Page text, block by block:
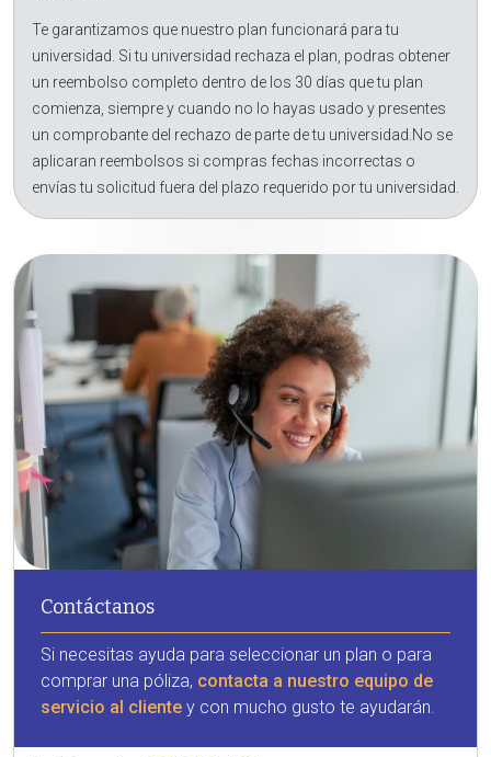
Te garantizamos que nuestro plan funcionará para tu
universidad. Si tu universidad rechaza el plan, podras obtener
un reembolso completo dentro de los 30 días que tu plan
comienza, siempre y cuando no lo hayas usado y presentes
un comprobante del rechazo de parte de tu universidad.No se
aplicaran reembolsos si compras fechas incorrectas o
envías tu solicitud fuera del plazo requerido por tu universidad.
Contáctanos
Si necesitas ayuda para seleccionar un plan o para
comprar una póliza, contacta a nuestro equipo de
servicio al cliente y con mucho gusto te ayudarán.